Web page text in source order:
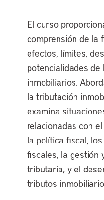
El curso
comprensión de la
efectos, límites,
potencialidades de
inmobiliarios.
la tributación
examina
relacionadas con
la política fiscal,
fiscales, la gestión
tributaria, y el
tributos